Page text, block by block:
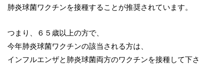
肺炎球菌ワクチンを接種することが推奨されています。
つまり、６５歳以上の方で、
今年肺炎球菌ワクチンの該当される方は、
インフルエンザと肺炎球菌両方のワクチンを接種して下さ